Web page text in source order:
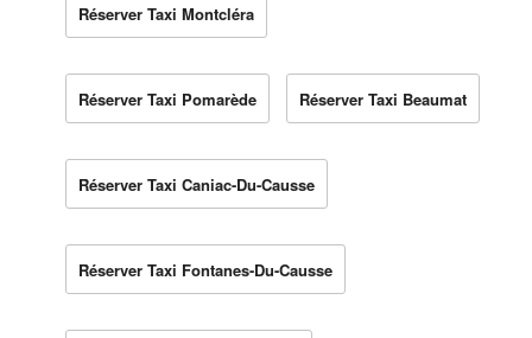
Réserver Taxi Montcléra
Réserver Taxi Pomarède Réserver Taxi Beaumat
Réserver Taxi Caniac-Du-Causse
Réserver Taxi Fontanes-Du-Causse